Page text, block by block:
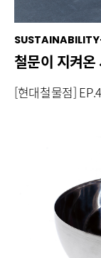
철문이 지켜
[현대철물점] EP.4